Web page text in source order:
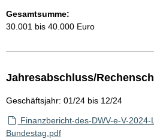
Gesamtsumme:
30.001 bis 40.000 Euro
Jahresabschluss/
Geschäftsjahr: 01/24 bis 12/24
Finanzbericht-des-DWV-e-V-
Bundestag.pdf